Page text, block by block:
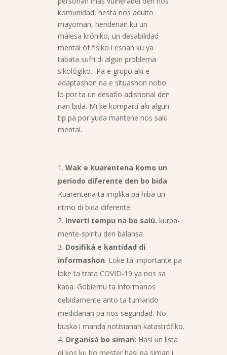
komunidad, hesta nos adulto
mayornan, hendenan ku un
malesa króniko, un desabilidad
mental òf físiko i esnan ku ya
tabata sufri di algun problema
sikológiko. Pa e grupo aki e
adaptashon na e situashon nobo
lo por ta un desafío adishonal den
nan bida. Mi ke kompartí aki algun
tip pa por yuda mantene nos salú
mental.
Wak e kuarentena komo un
periodo diferente den bo bida.
Kuarentena ta implika pa hiba un
ritmo di bida diferente.
Invertí tempu na bo salú. kurpa-
mente-spiritu den balansa
Dosifiká e kantidad di
informashon. Loke ta importante pa
loke ta trata COVID-19 ya nos sa
kaba. Gobiernu ta informanos
debidamente anto ta tumando
medidanan pa nos seguridad. No
buska i manda notisianan katastrófiko.
Organisá bo siman: Hasi un lista
di kos ku bo mester hasi pa siman i